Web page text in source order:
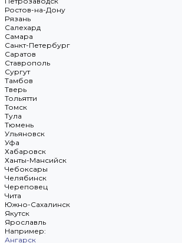
Ростов-на-Дону
Рязань
Салехард
Самара
Санкт-Петербург
Саратов
Ставрополь
Сургут
Тамбов
Тверь
Тольятти
Томск
Тула
Тюмень
Ульяновск
Уфа
Хабаровск
Ханты-Мансийск
Чебоксары
Челябинск
Череповец
Чита
Южно-Сахалинск
Якутск
Ярославль
Например:
Ангарск